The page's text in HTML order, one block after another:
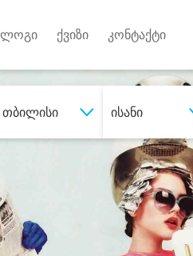
ქვიზი კონტაქტი
თბილისი ისანი